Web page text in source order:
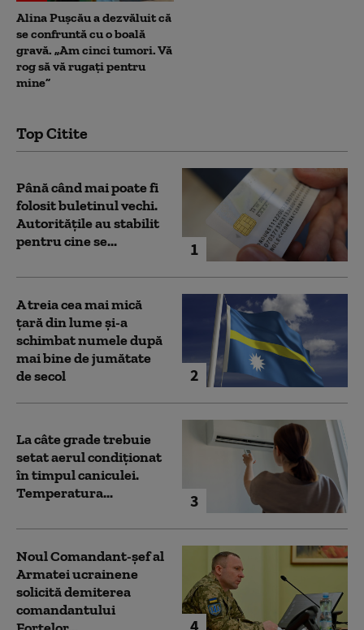
Alina Pușcău a dezvăluit că
se confruntă cu o boală
gravă. „Am cinci tumori. Vă
rog să vă rugați pentru
mine”
Top Citite
1
Până când mai poate fi
folosit buletinul vechi.
Autoritățile au stabilit
pentru cine se...
2
A treia cea mai mică
țară din lume și-a
schimbat numele după
mai bine de jumătate
de secol
3
La câte grade trebuie
setat aerul condiționat
în timpul caniculei.
Temperatura...
4
Noul Comandant-șef al
Armatei ucrainene
solicită demiterea
comandantului